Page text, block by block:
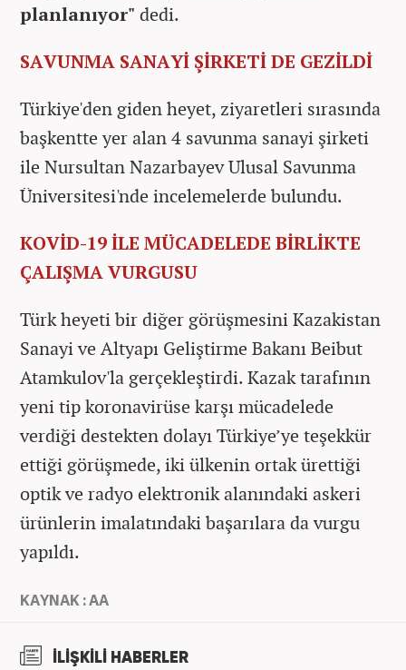
planlanıyor" dedi.
SAVUNMA SANAYİ ŞİRKETİ DE GEZİLDİ
Türkiye'den giden heyet, ziyaretleri sırasında
başkentte yer alan 4 savunma sanayi şirketi
ile Nursultan Nazarbayev Ulusal Savunma
Üniversitesi'nde incelemelerde bulundu.
KOVİD-19 İLE MÜCADELEDE BİRLİKTE
ÇALIŞMA VURGUSU
Türk heyeti bir diğer görüşmesini Kazakistan
Sanayi ve Altyapı Geliştirme Bakanı Beibut
Atamkulov'la gerçekleştirdi. Kazak tarafının
yeni tip koronavirüse karşı mücadelede
verdiği destekten dolayı Türkiye’ye teşekkür
ettiği görüşmede, iki ülkenin ortak ürettiği
optik ve radyo elektronik alanındaki askeri
ürünlerin imalatındaki başarılara da vurgu
yapıldı.
KAYNAK : AA
İLİŞKİLİ HABERLER